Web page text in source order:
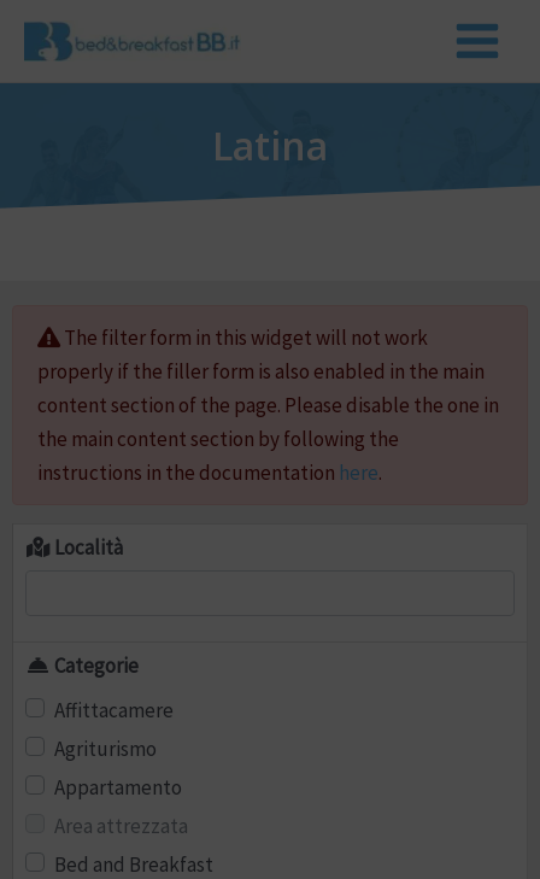
Latina
The filter form in this widget will not work
properly if the filler form is also enabled in the main
content section of the page. Please disable the one in
the main content section by following the
instructions in the documentation here.
Località
Categorie
Affittacamere
Agriturismo
Appartamento
Area attrezzata
Bed and Breakfast